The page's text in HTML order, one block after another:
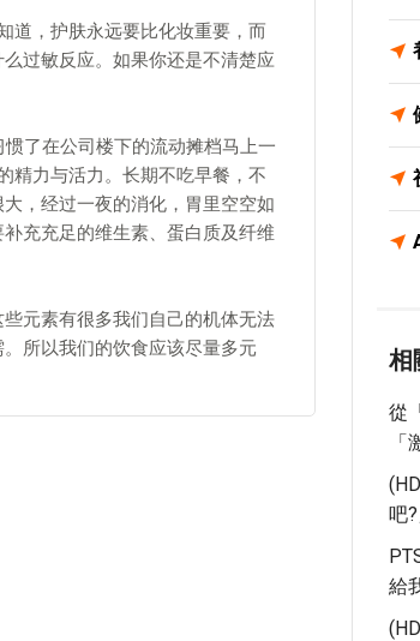
道，护肤永远要比化妆重要，而
过敏反应。如果你还是不清楚应
了在公司楼下的流动摊档马上一
精力与活力。长期不吃早餐，不
，经过一夜的消化，胃里空空如
充充足的维生素、蛋白质及纤维
元素有很多我们自己的机体无法
所以我们的饮食应该尽量多元
相
從
吧
給